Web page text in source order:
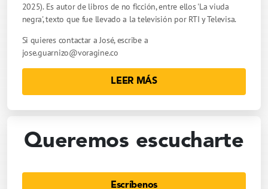
2025). Es autor de libros de no ficción, entre ellos 'La viuda
negra', texto que fue llevado a la televisión por RTI y Televisa.
Si quieres contactar a José, escribe a
jose.guarnizo@voragine.co
LEER MÁS
Queremos escucharte
Escríbenos